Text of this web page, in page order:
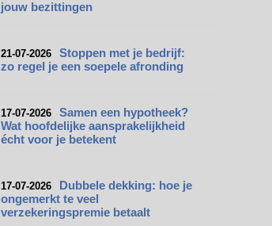
jouw bezittingen
21-07-2026
Stoppen met je bedrijf:
zo regel je een soepele afronding
17-07-2026
Samen een hypotheek?
Wat hoofdelijke aansprakelijkheid
écht voor je betekent
17-07-2026
Dubbele dekking: hoe je
ongemerkt te veel
verzekeringspremie betaalt